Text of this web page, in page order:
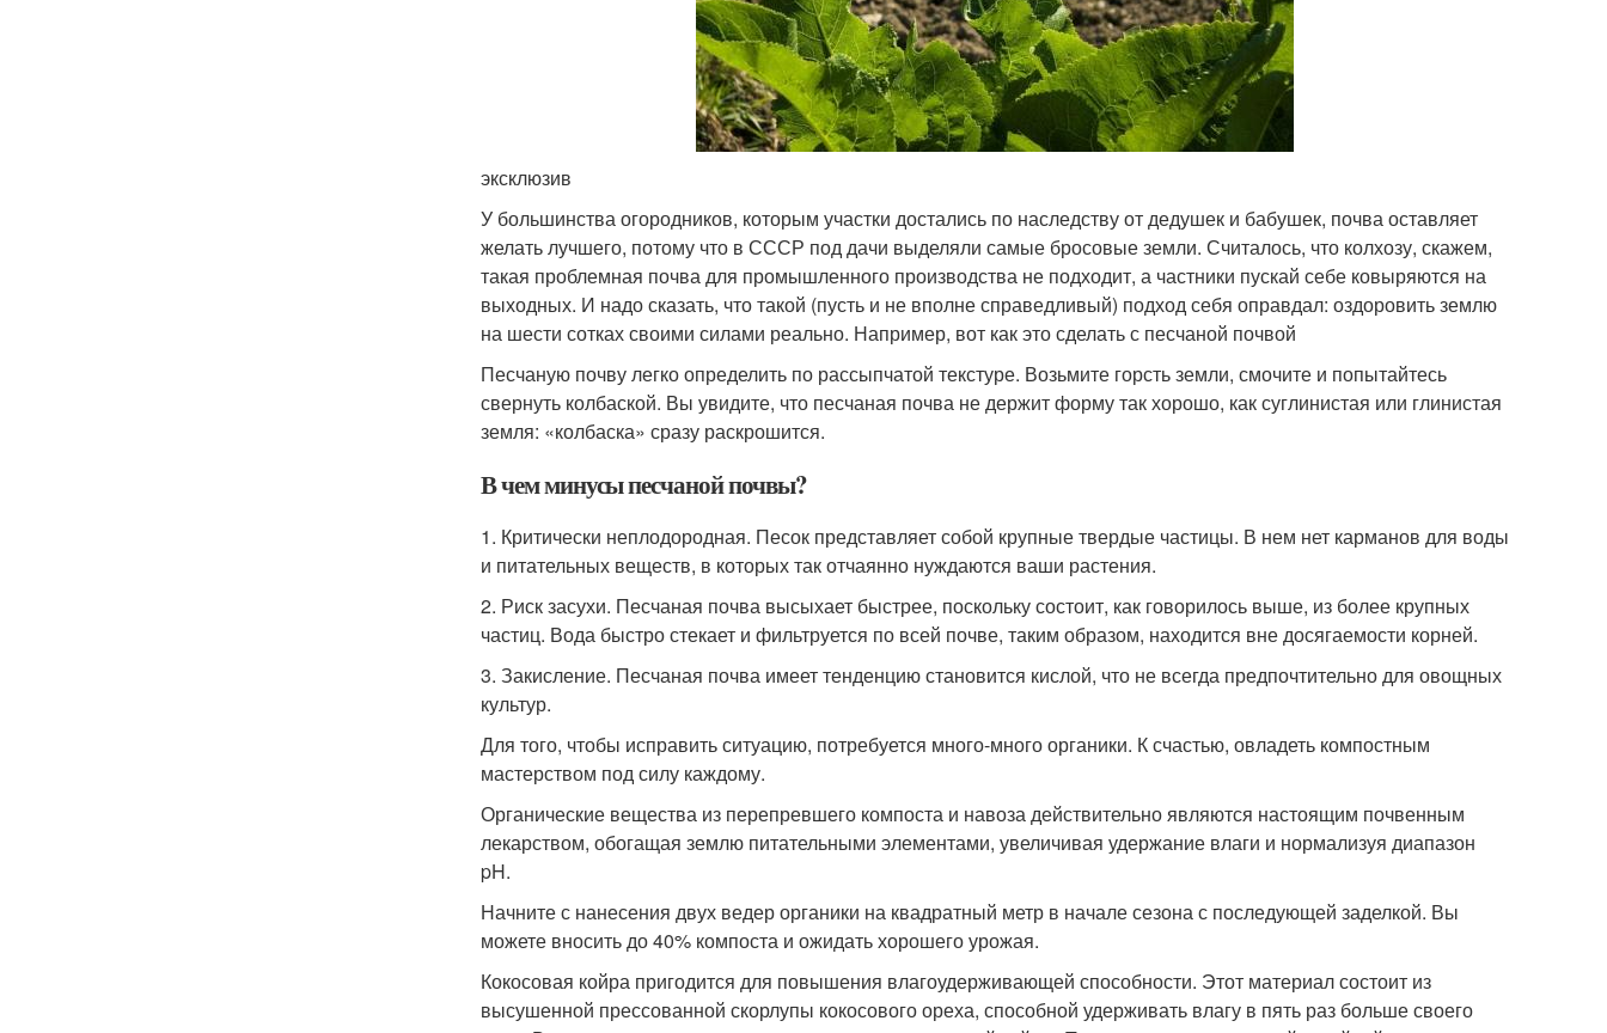
эксклюзив
У большинства огородников, которым участки достались по наследству от дедушек и бабушек, почва оставляет
желать лучшего, потому что в СССР под дачи выделяли самые бросовые земли. Считалось, что колхозу, скажем,
такая проблемная почва для промышленного производства не подходит, а частники пускай себе ковыряются на
выходных. И надо сказать, что такой (пусть и не вполне справедливый) подход себя оправдал: оздоровить землю
на шести сотках своими силами реально. Например, вот как это сделать с песчаной почвой
Песчаную почву легко определить по рассыпчатой текстуре. Возьмите горсть земли, смочите и попытайтесь
свернуть колбаской. Вы увидите, что песчаная почва не держит форму так хорошо, как суглинистая или глинистая
земля: «колбаска» сразу раскрошится.
В чем минусы песчаной почвы?
1. Критически неплодородная. Песок представляет собой крупные твердые частицы. В нем нет карманов для воды
и питательных веществ, в которых так отчаянно нуждаются ваши растения.
2. Риск засухи. Песчаная почва высыхает быстрее, поскольку состоит, как говорилось выше, из более крупных
частиц. Вода быстро стекает и фильтруется по всей почве, таким образом, находится вне досягаемости корней.
3. Закисление. Песчаная почва имеет тенденцию становится кислой, что не всегда предпочтительно для овощных
культур.
Для того, чтобы исправить ситуацию, потребуется много-много органики. К счастью, овладеть компостным
мастерством под силу каждому.
Органические вещества из перепревшего компоста и навоза действительно являются настоящим почвенным
лекарством, обогащая землю питательными элементами, увеличивая удержание влаги и нормализуя диапазон
pH.
Начните с нанесения двух ведер органики на квадратный метр в начале сезона с последующей заделкой. Вы
можете вносить до 40% компоста и ожидать хорошего урожая.
Кокосовая койра пригодится для повышения влагоудерживающей способности. Этот материал состоит из
высушенной прессованной скорлупы кокосового ореха, способной удерживать влагу в пять раз больше своего